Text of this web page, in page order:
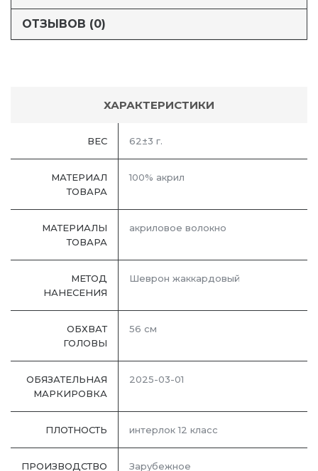
ОТЗЫВОВ (0)
ХАРАКТЕРИСТИКИ
ВЕС 62±3 г.
МАТЕРИАЛ
ТОВАРА
100% акрил
МАТЕРИАЛЫ
ТОВАРА
акриловое волокно
МЕТОД
НАНЕСЕНИЯ
Шеврон жаккардовый
ОБХВАТ
ГОЛОВЫ
56 см
ОБЯЗАТЕЛЬНАЯ
МАРКИРОВКА
2025-03-01
ПЛОТНОСТЬ интерлок 12 класс
ПРОИЗВОДСТВО Зарубежное